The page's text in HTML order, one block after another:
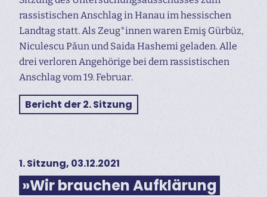
rassistischen Anschlag in Hanau im hessischen
Landtag statt. Als Zeug*innen waren Emiş Gürbüz,
Niculescu Păun und Saida Hashemi geladen. Alle
drei verloren Angehörige bei dem rassistischen
Anschlag vom 19. Februar.
Bericht der 2. Sitzung
1. Sitzung, 03.12.2021
»Wir brauchen Aufklärung